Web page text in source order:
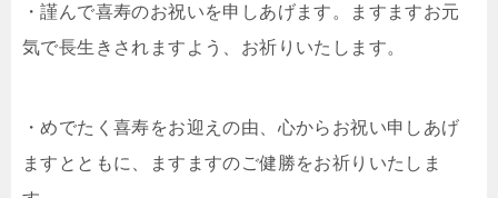
・謹んで喜寿のお祝いを申しあげます。ますますお元
気で長生きされますよう、お祈りいたします。
・めでたく喜寿をお迎えの由、心からお祝い申しあげ
ますとともに、ますますのご健勝をお祈りいたしま